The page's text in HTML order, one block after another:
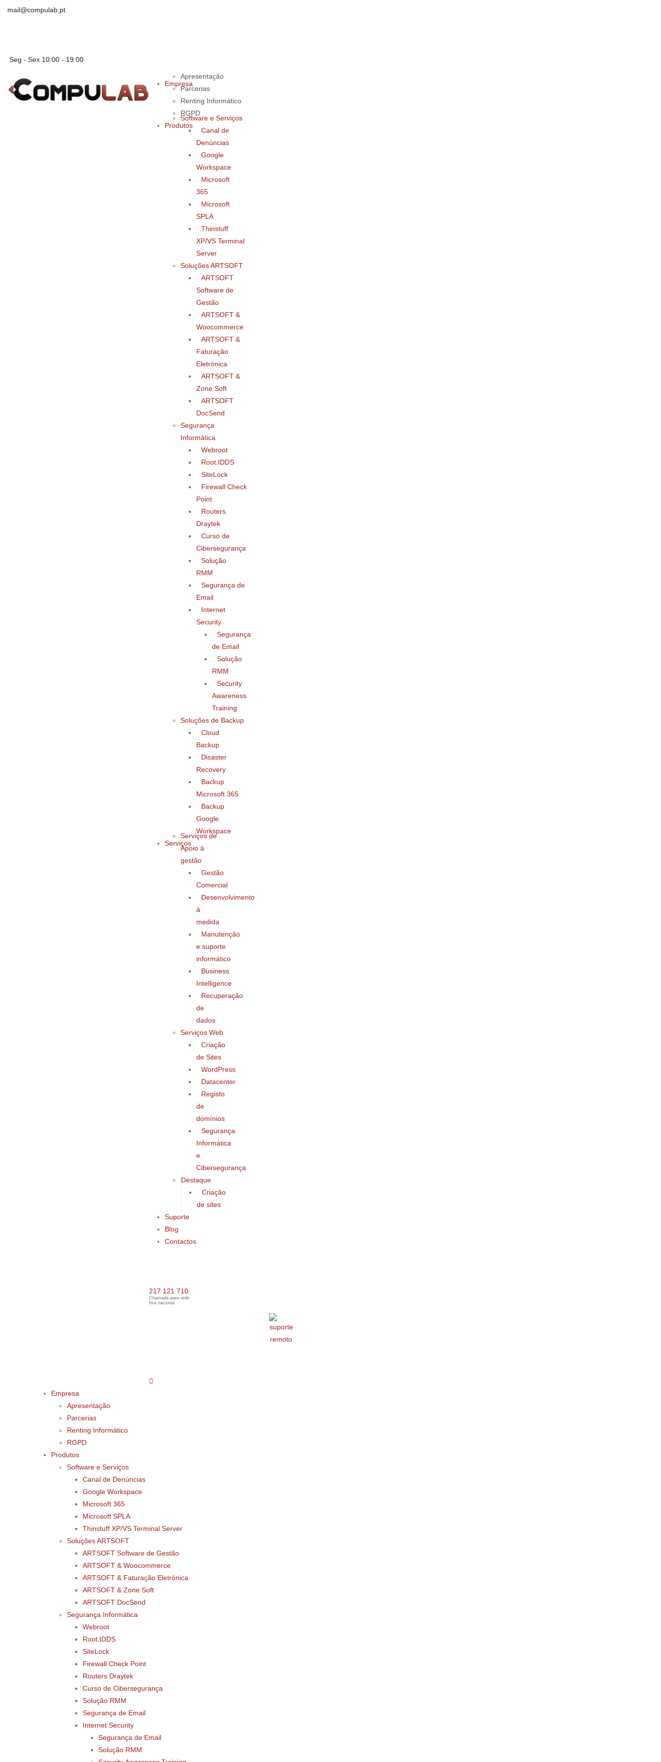
mail@compulab.pt
Seg - Sex 10:00 - 19:00
Empresa
Apresentação
Parcerias
Renting Informático
RGPD
Produtos
Software e Serviços
Canal de
Denúncias
Google
Workspace
Microsoft
365
Microsoft
SPLA
Thinstuff
XP/VS Terminal
Server
Soluções ARTSOFT
ARTSOFT
Software de
Gestão
ARTSOFT &
Woocommerce
ARTSOFT &
Faturação
Eletrónica
ARTSOFT &
Zone Soft
ARTSOFT
DocSend
Segurança
Informática
Webroot
Root.IDDS
SiteLock
Firewall Check
Point
Routers
Draytek
Curso de
Cibersegurança
Solução
RMM
Segurança de
Email
Internet
Security
Segurança
de Email
Solução
RMM
Security
Awareness
Training
Soluções de Backup
Cloud
Backup
Disaster
Recovery
Backup
Microsoft 365
Backup
Google
Workspace
Serviços
Serviços de
Apoio à
gestão
Gestão
Comercial
Desenvolvimento
à
medida
Manutenção
e suporte
informático
Business
Intelligence
Recuperação
de
dados
Serviços Web
Criação
de Sites
WordPress
Datacenter
Registo
de
domínios
Segurança
Informática
e
Cibersegurança
Destaque
Criação
de sites
Suporte
Blog
Contactos
217 121 710
Chamada para rede
fixa nacional
Empresa
Apresentação
Parcerias
Renting Informático
RGPD
Produtos
Software e Serviços
Canal de Denúncias
Google Workspace
Microsoft 365
Microsoft SPLA
Thinstuff XP/VS Terminal Server
Soluções ARTSOFT
ARTSOFT Software de Gestão
ARTSOFT & Woocommerce
ARTSOFT & Faturação Eletrónica
ARTSOFT & Zone Soft
ARTSOFT DocSend
Segurança Informática
Webroot
Root.IDDS
SiteLock
Firewall Check Point
Routers Draytek
Curso de Cibersegurança
Solução RMM
Segurança de Email
Internet Security
Segurança de Email
Solução RMM